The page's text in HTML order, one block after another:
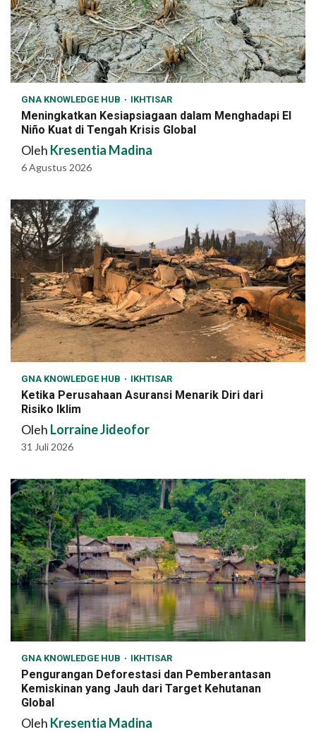
GNA KNOWLEDGE HUB IKHTISAR
Meningkatkan Kesiapsiagaan dalam Menghadapi El
Niño Kuat di Tengah Krisis Global
Oleh Kresentia Madina
6 Agustus 2026
GNA KNOWLEDGE HUB IKHTISAR
Ketika Perusahaan Asuransi Menarik Diri dari
Risiko Iklim
Oleh Lorraine Jideofor
31 Juli 2026
GNA KNOWLEDGE HUB IKHTISAR
Pengurangan Deforestasi dan Pemberantasan
Kemiskinan yang Jauh dari Target Kehutanan
Global
Oleh Kresentia Madina